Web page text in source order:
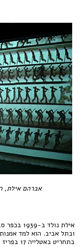
אברהם אילת,
אילת
ובתל אביב. הוא למד
בתחריט באטלייה 17 בפריז ובבית הספר לאמנות סנט מרטין בלונדון.